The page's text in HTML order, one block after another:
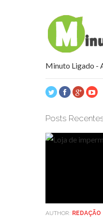
Minuto Ligado -
Posts
AUTHOR: REDAÇÃO